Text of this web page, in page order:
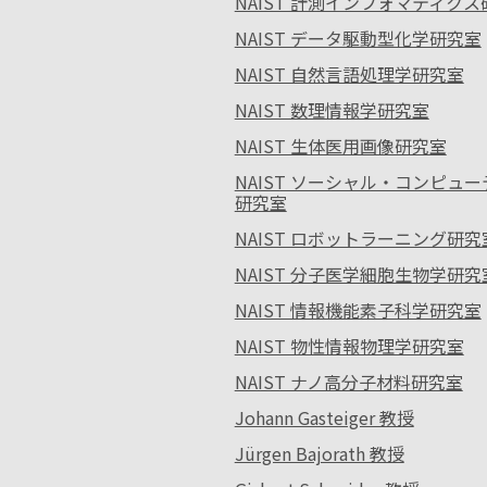
NAIST データ駆動型化学研究室
NAIST 自然言語処理学研究室
NAIST 数理情報学研究室
NAIST 生体医用画像研究室
NAIST ソーシャル・コンピュー
研究室
NAIST ロボットラーニング研究
NAIST 分子医学細胞生物学研究
NAIST 情報機能素子科学研究室
NAIST 物性情報物理学研究室
NAIST ナノ高分子材料研究室
Johann Gasteiger 教授
Jürgen Bajorath 教授